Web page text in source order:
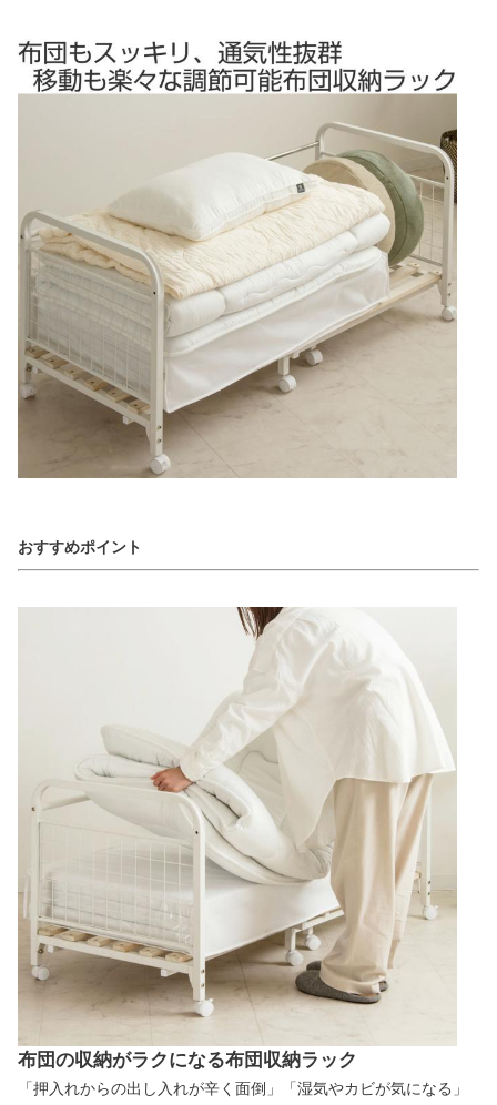
おすすめポイント
布団の収納がラクになる布団収納ラック
「押入れからの出し入れが辛く面倒」「湿気やカビが気になる」